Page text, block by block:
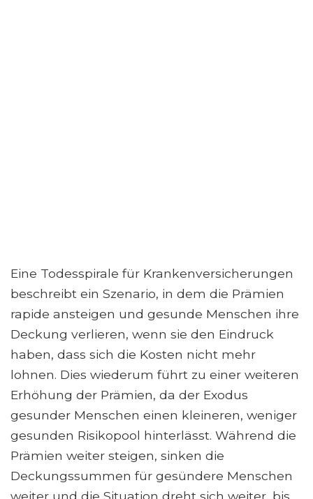
Eine Todesspirale für Krankenversicherungen
beschreibt ein Szenario, in dem die Prämien
rapide ansteigen und gesunde Menschen ihre
Deckung verlieren, wenn sie den Eindruck
haben, dass sich die Kosten nicht mehr
lohnen. Dies wiederum führt zu einer weiteren
Erhöhung der Prämien, da der Exodus
gesunder Menschen einen kleineren, weniger
gesunden Risikopool hinterlässt. Während die
Prämien weiter steigen, sinken die
Deckungssummen für gesündere Menschen